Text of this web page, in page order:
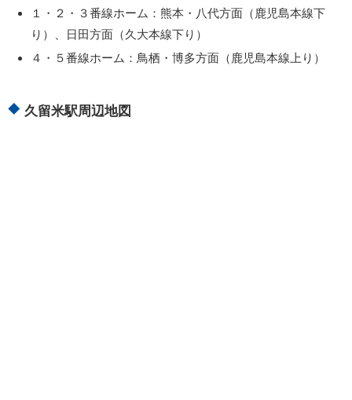
１・２・３番線ホーム：熊本・八代方面（鹿児島本線下
り）、日田方面（久大本線下り）
４・５番線ホーム：鳥栖・博多方面（鹿児島本線上り）
久留米駅周辺地図